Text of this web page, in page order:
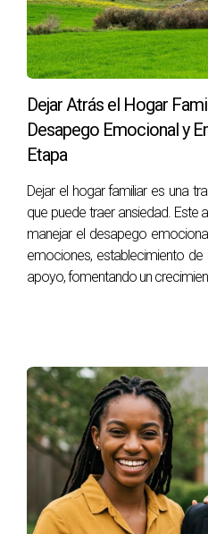
¿Qué pasa si vendo mi
ganancia?
No tendrás que pagar
presentar tu declaración
¿Puedo deducir gastos
No puedes deducir gastos si
embargo, siempre es bueno
si necesitas justificarlo más
¿Qué documentación
cualquier reforma realizada.
¿Cómo me afectará la
fiscal?
Toda ganancia se sumará a
será gravada según los
anteriormente. Si no hay
Dejar Atrás el Hogar
Desapego Emocional y
Etapa
Dejar el hogar familiar es una
que puede traer ansiedad. Este
manejar el desapego
emociones, establecimiento de
apoyo, fomentando un